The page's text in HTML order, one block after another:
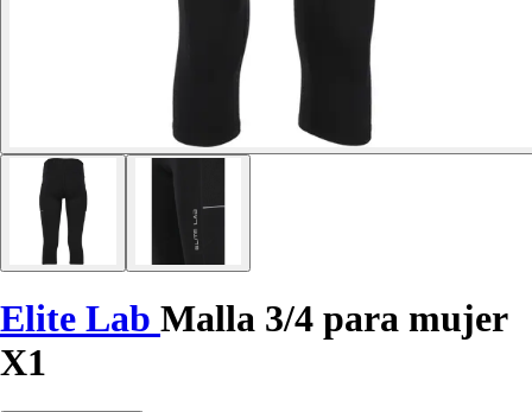
Elite Lab Malla 3/4 para mujer
X1